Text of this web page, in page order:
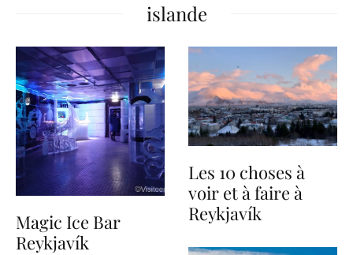
islande
Magic Ice Bar
Reykjavík
Les 10 choses à
voir et à faire à
Reykjavík